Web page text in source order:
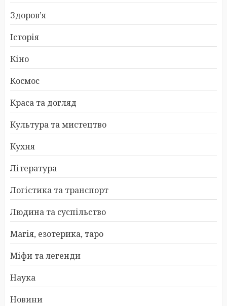
Здоров’я
Історія
Кіно
Космос
Краса та догляд
Культура та мистецтво
Кухня
Література
Логістика та транспорт
Людина та суспільство
Магія, езотерика, таро
Міфи та легенди
Наука
Новини